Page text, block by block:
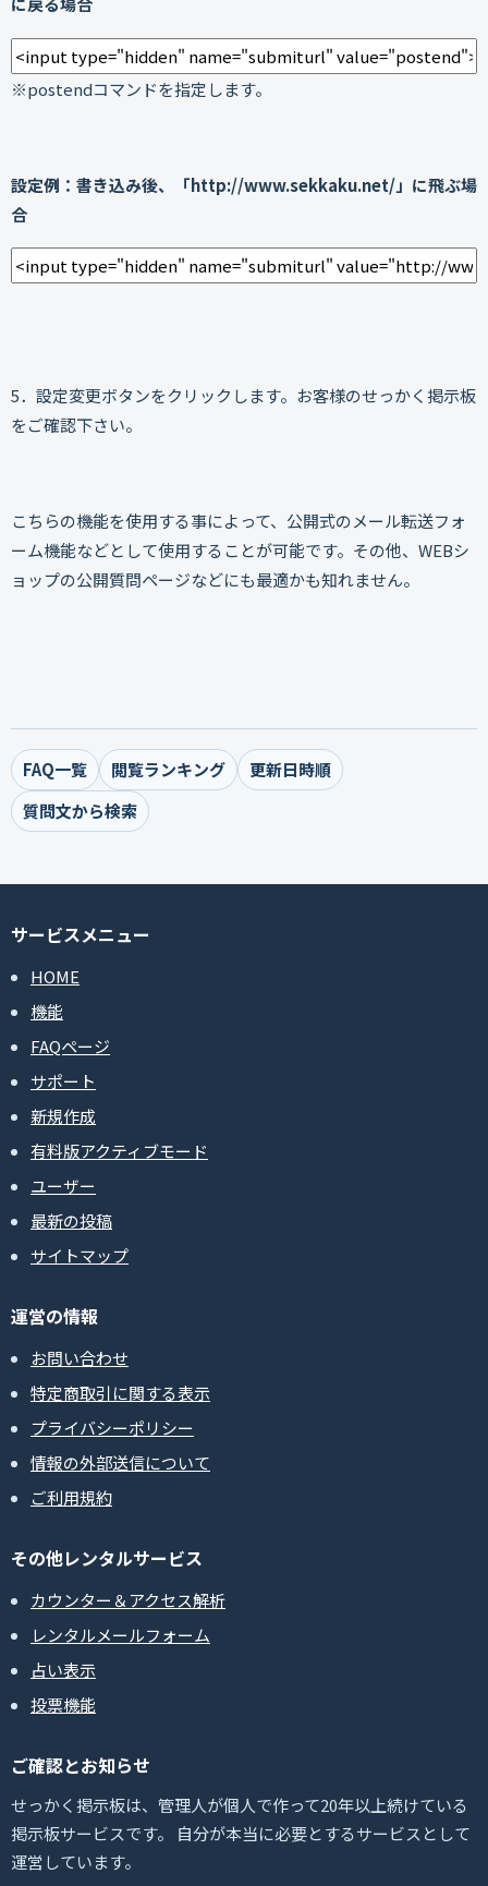
※postendコマンドを指定します。
設定例：書き込み後、「http://www.sekkaku.net/」に飛ぶ場
合
5．設定変更ボタンをクリックします。お客様のせっかく掲示板
をご確認下さい。
こちらの機能を使用する事によって、公開式のメール転送フォ
ーム機能などとして使用することが可能です。その他、WEBシ
ョップの公開質問ページなどにも最適かも知れません。
FAQ一覧 閲覧ランキング
更新日時順
質問文から検索
サービスメニュー
HOME
機能
FAQページ
サポート
新規作成
有料版アクティブモード
ユーザー
最新の投稿
サイトマップ
運営の情報
お問い合わせ
特定商取引に関する表示
プライバシーポリシー
情報の外部送信について
ご利用規約
その他レンタルサービス
カウンター＆アクセス解析
レンタルメールフォーム
占い表示
投票機能
ご確認とお知らせ
せっかく掲示板は、管理人が個人で作って20年以上続けている
掲示板サービスです。 自分が本当に必要とするサービスとして
運営しています。